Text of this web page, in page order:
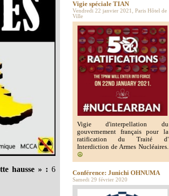
hausse » : 6
Vigie spéciale TIAN
Vendredi 22 janvier 2021, Paris Hôtel de
Ville
Vigie d'interpellation du
gouvernement français pour la
ratification du Traité d'
Interdiction de Armes Nucléaires.
☮️
Conférence: Junichi OHNUMA
Samedi 29 février 2020